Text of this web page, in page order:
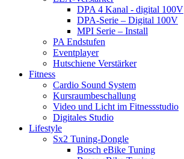
DPA 4 Kanal - digital 100V
DPA-Serie – Digital 100V
MPI Serie – Install
PA Endstufen
Eventplayer
Hutschiene Verstärker
Fitness
Cardio Sound System
Kursraumbeschallung
Video und Licht im Fitnessstudio
Digitales Studio
Lifestyle
Sx2 Tuning-Dongle
Bosch eBike Tuning